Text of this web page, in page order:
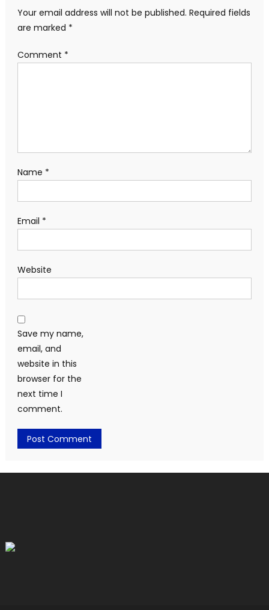
Your email address will not be published. Required fields
are marked *
Comment *
Name *
Email *
Website
Save my name,
email, and
website in this
browser for the
next time I
comment.